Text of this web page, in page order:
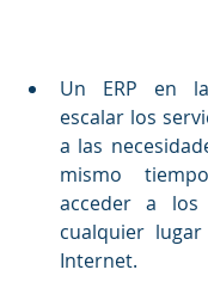
Un ERP en
escalar los
a las
mismo
acceder a los
cualquier
Internet.